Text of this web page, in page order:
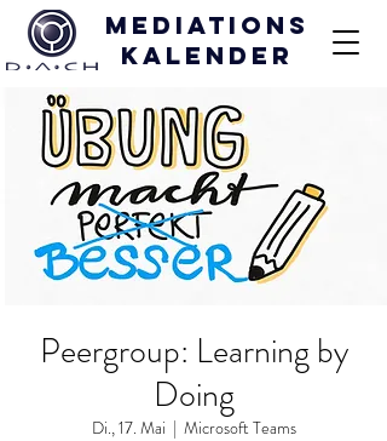
Mediations
kalender
Peergroup: Learning by
Doing
Di., 17. Mai
  |
Microsoft Teams